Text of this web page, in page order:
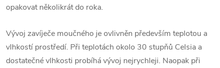
opakovat několikrát do roka.
Vývoj zavíječe moučného je ovlivněn především teplotou a
vlhkostí prostředí. Při teplotách okolo 30 stupňů Celsia a
dostatečné vlhkosti probíhá vývoj nejrychleji. Naopak při